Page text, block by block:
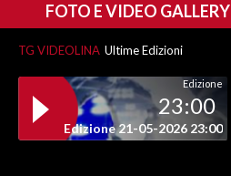
FOTO E VIDEO GALLERY
TG VIDEOLINA Ultime Edizioni
Edizione
23:00
Edizione 21-05-2026 23:00